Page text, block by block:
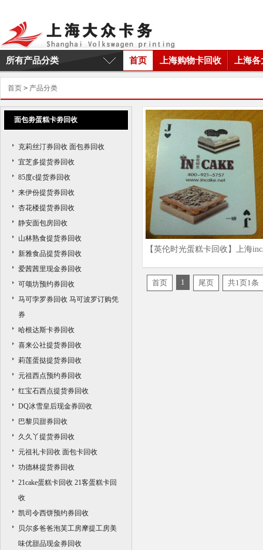
首页 上海购物卡回收 上海
所有产品分类
首页 > 产品分类
面包劵蛋糕卡劵回收
克莉丝汀券回收 面包券回收
宜芝多提货券回收
85度c提货券回收
来伊份提货券回收
杏花楼提货券回收
静安面包房回收
山林熟食提货券回收
新雅食品提货券回收
爱茜茜里现金券回收
可颂坊预约券回收
马可孛罗券回收 马可波罗订购凭
券
哈根达斯卡券回收
喜来公社提货券回收
莉莲蛋挞提货券回收
元祖西点预约券回收
红宝石西点提货券回收
DQ冰雪皇后现金券回收
巴黎贝甜券回收
久久丫提货券回收
元祖礼卡回收 面包卡回收
功德林提货券回收
21cake蛋糕卡回收 21客蛋糕卡回
收
凯司令西饼预约券回收
贝尔多爸爸泡芙工房摩提工房美
味优甜品现金券回收
【英伦时光蛋糕卡回收】上海
收商家
首页
1 尾页 共1页1条